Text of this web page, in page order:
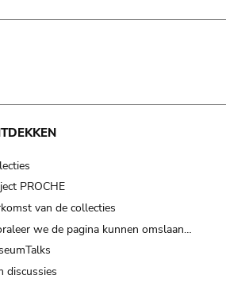
PROCHE
van de collecties
we de pagina kunnen omslaan…
discussies